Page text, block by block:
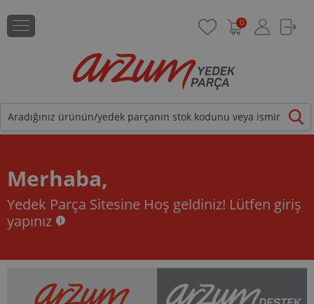
0
Merhaba,
Yedek Parça Sitesine Hoş geldiniz! Lütfen giriş
yapınız